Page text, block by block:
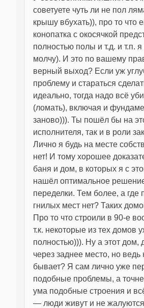
советуете чуть ли не пол
крышу вбухать)), про то что
конопатка с окосячкой
полностью полы и т.д. и т.п.
молчу). И это по вашему
верный выход? Если уж
проблему и стараться
идеально, тогда надо всё
(ломать), включая и
заново))). Ты пошёл бы на
исполнителя, так и в роли
Лично я будь на месте
нет! И тому хорошее
баня и дом, в которых я с
нашёл оптимальное
переделки. Тем более, а где
гнилых мест нет? Таких
Про то что строили в 90-е
т.к. некоторые из тех домов
полностью))). Ну а этот дом,
через заднее место, но ведь
бывает? Я сам лично уже
подобные проблемы, а
ума подобные строения и
— люди живут и не